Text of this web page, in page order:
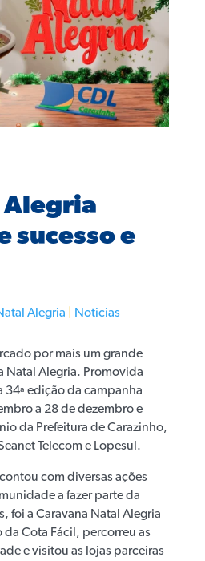
Alegria
sucesso e
Alegria Noticias
por mais um grande
Natal Alegria. Promovida
34ª edição da campanha
a 28 de dezembro e
da Prefeitura de Carazinho,
Telecom e Lopesul.
com diversas ações
a fazer parte da
foi a Caravana Natal Alegria
Cota Fácil, percorreu as
e visitou as lojas parceiras